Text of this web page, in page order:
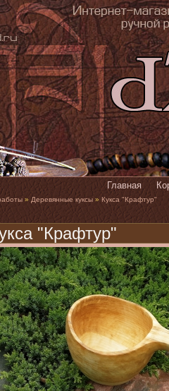
Главная
» Деревянные куксы » Кукса "Крафтур"
"Крафтур"